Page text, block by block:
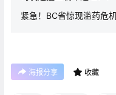
紧急！BC省惊现滥药危
海报分享 收藏